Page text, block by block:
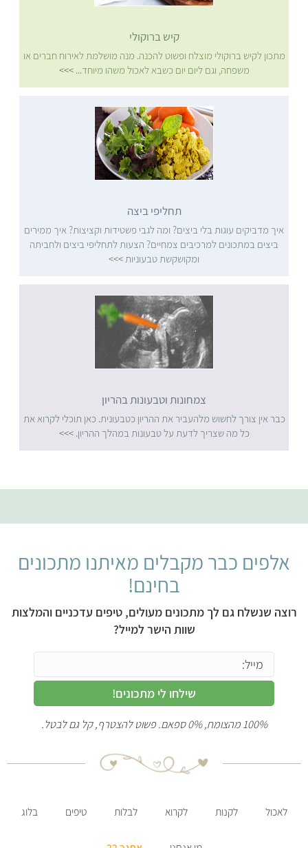
קיש ברוקולי
מתכון לקיש ברוקולי מוצלח ופשוט להכנה. מנה מושלמת לאירוח חברים או
משפחה, וגם ליום יום כשבא לאכול משהו מיוחד...>>>
תחליפי ביצה
איך מדביקים עוגות בלי ביצים? ומה לגבי פשטידות וקציצות? איך ממירים
ביצים במתכונים למרכיבים צמחיים? הצעות לתחליפי ביצים ולחביתה
ומקושקשת טבעוניות>>>
צמחונות וטבעונות בהריון
כבר אין צורך לחשוש מלהעביר את ההריון כטבעונית. כאן תוכלי לקרוא את
כל מה שצריך לדעת על טבעונות במהלך ההריון.>>>
אלפים כבר מקבלים מאיתנו מתכונים
בחינם!
רוצה שנשלח גם לך מתכונים מעולים, טיפים עדכניים והמלצות
שוות הישר למייל?
שילחו לי מתכונים!
100% מהצומח, 0% ספאם. פשוט להצטרף, קל גם לבטל.
לאכול לקנות לקרוא לבלות טיפים בלוג